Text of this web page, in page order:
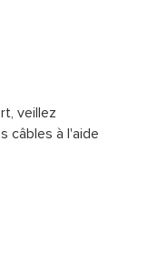
veillez
câbles à l'aide